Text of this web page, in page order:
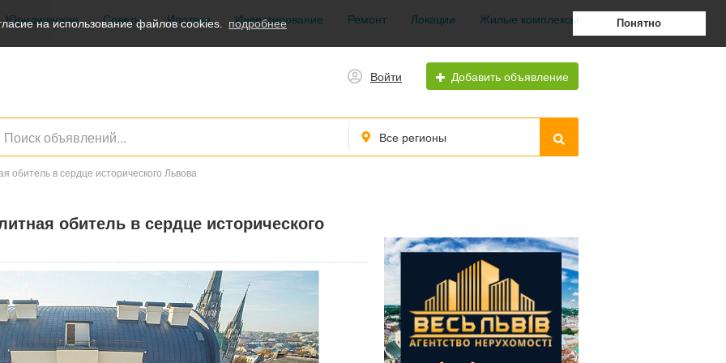
на использование файлов cookies. подробнее Понятно
Юридические Советы Ипотека Инвестирование Ремонт Локации Жилые комплексы
Войти Добавить объявление
Все регионы
обитель в сердце исторического Львова
обитель в сердце исторического